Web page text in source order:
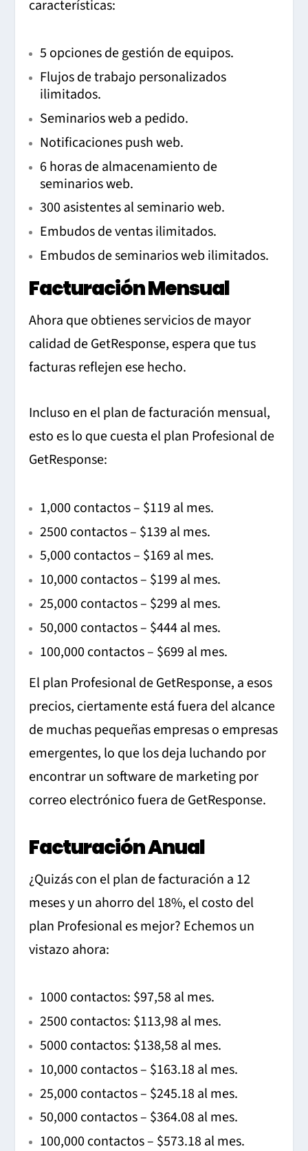
características:
5 opciones de gestión de equipos.
Flujos de trabajo personalizados
ilimitados.
Seminarios web a pedido.
Notificaciones push web.
6 horas de almacenamiento de
seminarios web.
300 asistentes al seminario web.
Embudos de ventas ilimitados.
Embudos de seminarios web ilimitados.
Facturación Mensual
Ahora que obtienes servicios de mayor
calidad de GetResponse, espera que tus
facturas reflejen ese hecho.
Incluso en el plan de facturación mensual,
esto es lo que cuesta el plan Profesional de
GetResponse:
1,000 contactos – $119 al mes.
2500 contactos – $139 al mes.
5,000 contactos – $169 al mes.
10,000 contactos – $199 al mes.
25,000 contactos – $299 al mes.
50,000 contactos – $444 al mes.
100,000 contactos – $699 al mes.
El plan Profesional de GetResponse, a esos
precios, ciertamente está fuera del alcance
de muchas pequeñas empresas o empresas
emergentes, lo que los deja luchando por
encontrar un software de marketing por
correo electrónico fuera de GetResponse.
Facturación Anual
¿Quizás con el plan de facturación a 12
meses y un ahorro del 18%, el costo del
plan Profesional es mejor? Echemos un
vistazo ahora:
1000 contactos: $97,58 al mes.
2500 contactos: $113,98 al mes.
5000 contactos: $138,58 al mes.
10,000 contactos – $163.18 al mes.
25,000 contactos – $245.18 al mes.
50,000 contactos – $364.08 al mes.
100,000 contactos – $573.18 al mes.